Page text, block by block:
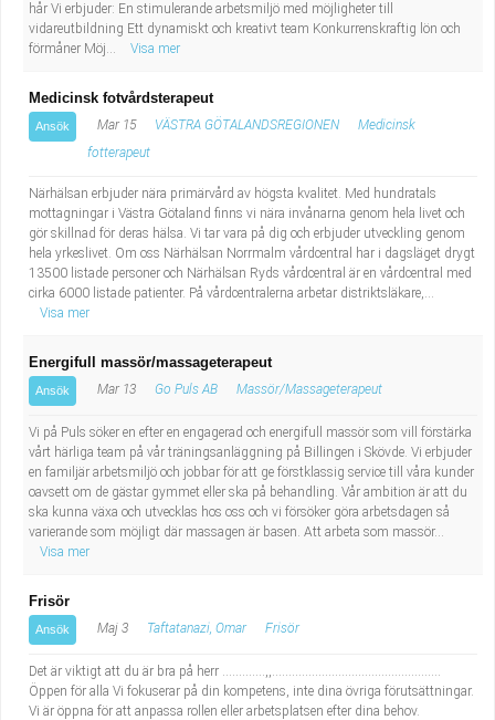
hår Vi erbjuder: En stimulerande arbetsmiljö med möjligheter till
vidareutbildning Ett dynamiskt och kreativt team Konkurrenskraftig lön och
förmåner Möj...
Visa mer
Medicinsk fotvårdsterapeut
Ansök Mar 15 VÄSTRA GÖTALANDSREGIONEN
Medicinsk
fotterapeut
Närhälsan erbjuder nära primärvård av högsta kvalitet. Med hundratals
mottagningar i Västra Götaland finns vi nära invånarna genom hela livet och
gör skillnad för deras hälsa. Vi tar vara på dig och erbjuder utveckling genom
hela yrkeslivet. Om oss Närhälsan Norrmalm vårdcentral har i dagsläget drygt
13500 listade personer och Närhälsan Ryds vårdcentral är en vårdcentral med
cirka 6000 listade patienter. På vårdcentralerna arbetar distriktsläkare,...
Visa mer
Energifull massör/massageterapeut
Ansök Mar 13 Go Puls AB Massör/Massageterapeut
Vi på Puls söker en efter en engagerad och energifull massör som vill förstärka
vårt härliga team på vår träningsanläggning på Billingen i Skövde. Vi erbjuder
en familjär arbetsmiljö och jobbar för att ge förstklassig service till våra kunder
oavsett om de gästar gymmet eller ska på behandling. Vår ambition är att du
ska kunna växa och utvecklas hos oss och vi försöker göra arbetsdagen så
varierande som möjligt där massagen är basen. Att arbeta som massör...
Visa mer
Frisör
Ansök Maj 3 Taftatanazi, Omar Frisör
Det är viktigt att du är bra på herr .............,,...................................................
Öppen för alla Vi fokuserar på din kompetens, inte dina övriga förutsättningar.
Vi är öppna för att anpassa rollen eller arbetsplatsen efter dina behov.